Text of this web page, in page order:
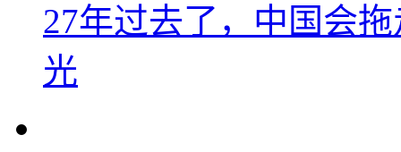
27年过去了，中国会
光